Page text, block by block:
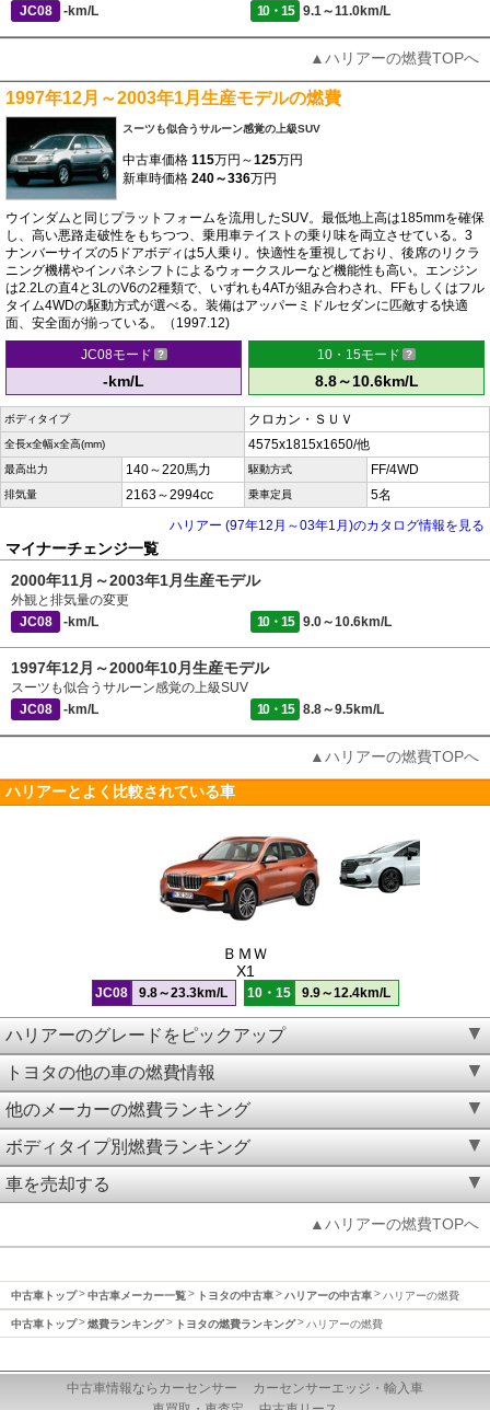
JC08
-km/L 10・15 9.1～11.0km/L
▲ハリアーの燃費TOPへ
1997年12月～2003年1月生産モデルの燃費
スーツも似合うサルーン感覚の上級SUV
中古車価格 115万円～125万円
新車時価格 240～336万円
ウインダムと同じプラットフォームを流用したSUV。最低地上高は185mmを確保
し、高い悪路走破性をもちつつ、乗用車テイストの乗り味を両立させている。3
ナンバーサイズの5ドアボディは5人乗り。快適性を重視しており、後席のリクラ
ニング機構やインパネシフトによるウォークスルーなど機能性も高い。エンジン
は2.2Lの直4と3LのV6の2種類で、いずれも4ATが組み合わされ、FFもしくはフル
タイム4WDの駆動方式が選べる。装備はアッパーミドルセダンに匹敵する快適
面、安全面が揃っている。（1997.12)
JC08モード
-km/L
10・15モード
8.8～10.6km/L
ボディタイプ クロカン・ＳＵＶ
全長x全幅x全高(mm) 4575x1815x1650/他
最高出力 140～220馬力 駆動方式 FF/4WD
排気量 2163～2994cc 乗車定員
5名
ハリアー (97年12月～03年1月)のカタログ情報を見る
マイナーチェンジ一覧
2000年11月～2003年1月生産モデル
外観と排気量の変更
JC08
-km/L 10・15 9.0～10.6km/L
1997年12月～2000年10月生産モデル
スーツも似合うサルーン感覚の上級SUV
JC08
-km/L 10・15 8.8～9.5km/L
▲ハリアーの燃費TOPへ
ハリアーとよく比較されている車
ＢＭＷ
X1
JC08 9.8～23.3km/L 10・15 9.9～12.4km/L
ハリアーのグレードをピックアップ
トヨタの他の車の燃費情報
他のメーカーの燃費ランキング
ボディタイプ別燃費ランキング
車を売却する
▲ハリアーの燃費TOPへ
中古車トップ 中古車メーカー一覧 トヨタの中古車 ハリアーの中古車 ハリアーの燃費
中古車トップ 燃費ランキング トヨタの燃費ランキング ハリアーの燃費
中古車情報ならカーセンサー
カーセンサーエッジ・輸入車